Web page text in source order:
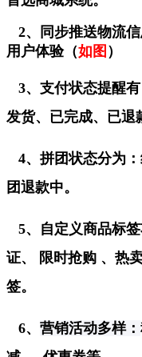
2、同步推送物流
用户体验（如图 ）
3、支付状态提醒有
发货、已完成、已退
4、拼团状态分为：
团退款中。
5、自定义商品标
证、 限时抢购 、热
签。
6、 营销活动多样：